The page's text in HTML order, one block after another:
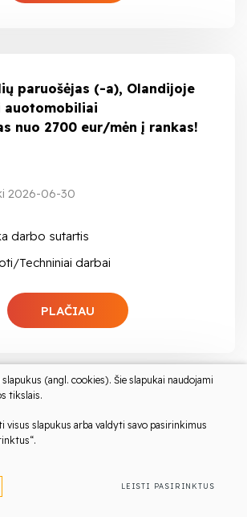
paruošėjas (-a), Olandijoje
auotomobiliai
nuo 2700 eur/mėn į rankas!
2026-06-30
darbo sutartis
Techniniai darbai
PLAČIAU
(angl. cookies). Šie slapukai naudojami
tikslais.
visus slapukus arba valdyti savo pasirinkimus
LEISTI PASIRINKTUS